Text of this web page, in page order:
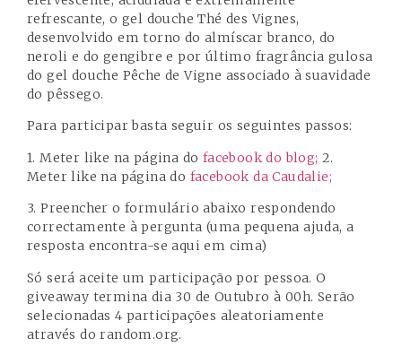
refrescante, o gel doucheThé des Vignes,
desenvolvido em torno do almíscar branco, do
neroli e do gengibre e por último fragrância gulosa
do gel douche Pêche de Vigne associado à suavidade
do pêssego.
Para participar basta seguir os seguintes passos:
1. Meter like na página do facebook do blog; 2.
Meter like na página do facebook da Caudalie;
3. Preencher o formulário abaixo respondendo
correctamente à pergunta (uma pequena ajuda, a
resposta encontra-se aqui em cima)
Só será aceite um participação por pessoa. O
giveaway termina dia 30 de Outubro à 00h. Serão
selecionadas 4 participações aleatoriamente
através do random.org.